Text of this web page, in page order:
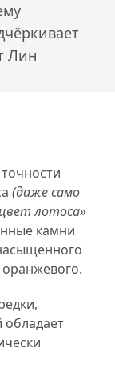
Лин
(даже само
лотоса»
камни
оранжевого.
обладает